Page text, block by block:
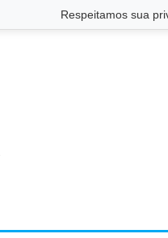
Respeitamos sua